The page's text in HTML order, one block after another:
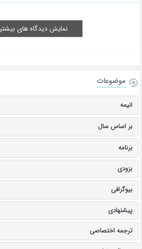
نمایش دیدگاه های بیشتر
موضوعات
انیمه
بر اساس سال
برنامه
بزودی
بیوگرافی
پیشنهادی
ترجمه اختصاصی